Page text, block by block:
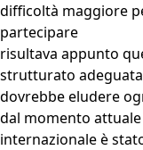
difficoltà maggiore
partecipare
risultava appunto
strutturato
dovrebbe eludere
dal momento
internazionale è